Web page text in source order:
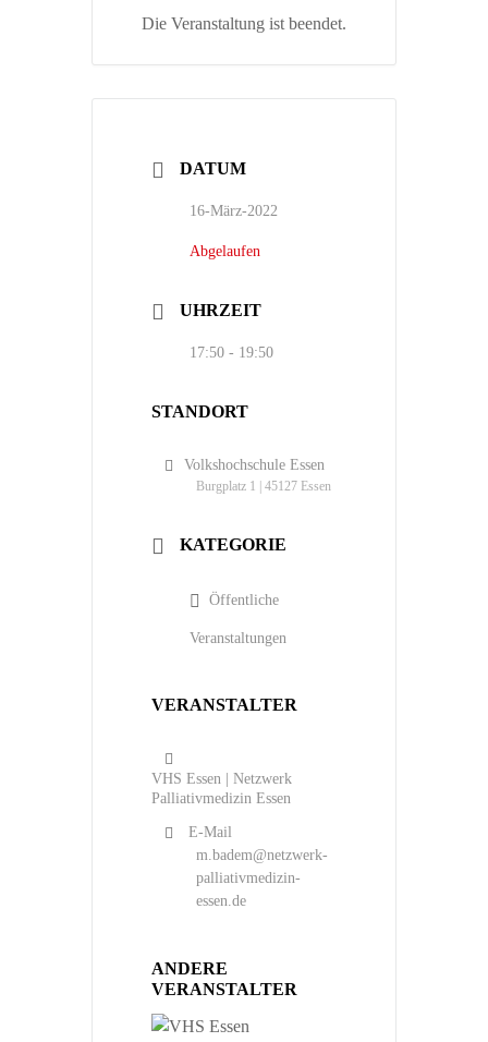
Die Veranstaltung ist beendet.
DATUM
16-März-2022
Abgelaufen
UHRZEIT
17:50 - 19:50
STANDORT
Volkshochschule Essen
Burgplatz 1 | 45127 Essen
KATEGORIE
Öffentliche
Veranstaltungen
VERANSTALTER
VHS Essen | Netzwerk
Palliativmedizin Essen
E-Mail
m.badem@netzwerk-
palliativmedizin-
essen.de
ANDERE
VERANSTALTER